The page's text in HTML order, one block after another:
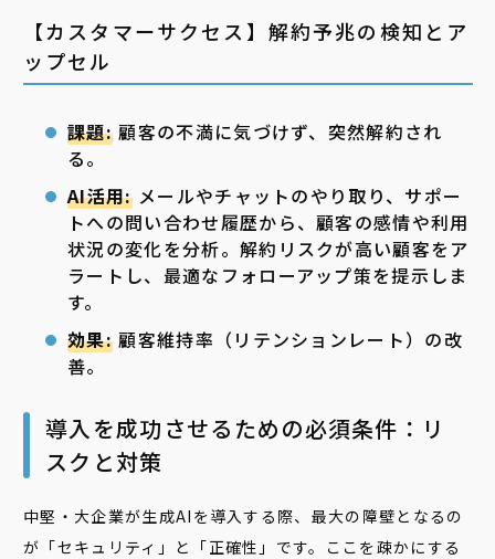
【カスタマーサクセス】解約予兆の検知とア
ップセル
課題:顧客の不満に気づけず、突然解約され
る。
AI活用:メールやチャットのやり取り、サポー
トへの問い合わせ履歴から、顧客の感情や利用
状況の変化を分析。解約リスクが高い顧客をア
ラートし、最適なフォローアップ策を提示しま
す。
効果:顧客維持率（リテンションレート）の改
善。
導入を成功させるための必須条件：リ
スクと対策
中堅・大企業が生成AIを導入する際、最大の障壁となるの
が「セキュリティ」と「正確性」です。ここを疎かにする